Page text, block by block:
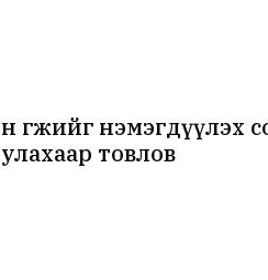
нэмэгдүүлэх
товлов